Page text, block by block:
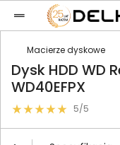
Macierze dyskowe
Dysk HDD WD
WD40EFPX
5/5